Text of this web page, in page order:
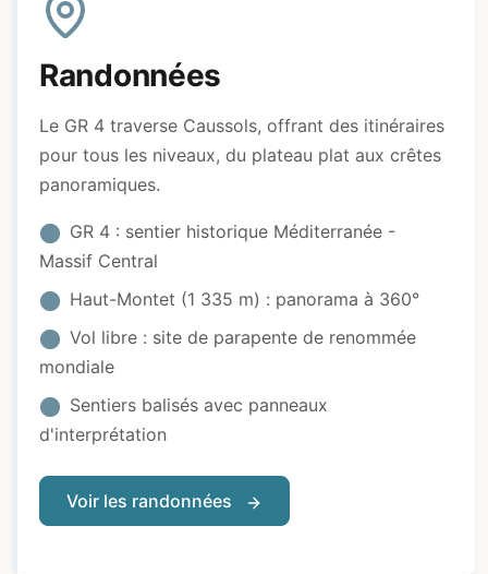
Randonnées
Le GR 4 traverse Caussols, offrant des itinéraires
pour tous les niveaux, du plateau plat aux crêtes
panoramiques.
GR 4 : sentier historique Méditerranée -
Massif Central
Haut-Montet (1 335 m) : panorama à 360°
Vol libre : site de parapente de renommée
mondiale
Sentiers balisés avec panneaux
d'interprétation
Voir les randonnées